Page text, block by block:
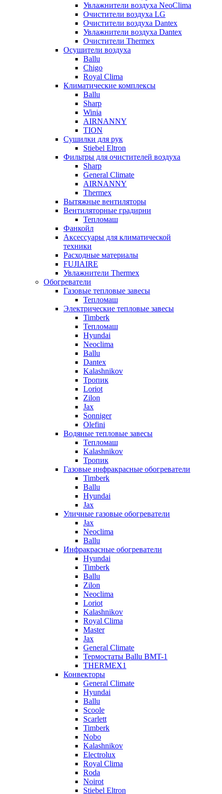
Увлажнители воздуха NeoClima
Очистители воздуха LG
Очистители воздуха Dantex
Увлажнители воздуха Dantex
Очистители Thermex
Осушители воздуха
Ballu
Chigo
Royal Clima
Климатические комплексы
Ballu
Sharp
Winia
AIRNANNY
TION
Сушилки для рук
Stiebel Eltron
Фильтры для очистителей воздуха
Sharp
General Climate
AIRNANNY
Thermex
Вытяжные вентиляторы
Вентиляторные градирни
Тепломаш
Фанкойл
Аксессуары для климатической
техники
Расходные материалы
FUJIAIRE
Увлажнители Thermex
Обогреватели
Газовые тепловые завесы
Тепломаш
Электрические тепловые завесы
Timberk
Тепломаш
Hyundai
Neoclima
Ballu
Dantex
Kalashnikov
Тропик
Loriot
Zilon
Jax
Sonniger
Olefini
Водяные тепловые завесы
Тепломаш
Kalashnikov
Тропик
Газовые инфракрасные обогреватели
Timberk
Ballu
Hyundai
Jax
Уличные газовые обогреватели
Jax
Neoclima
Ballu
Инфракрасные обогреватели
Hyundai
Timberk
Ballu
Zilon
Neoclima
Loriot
Kalashnikov
Royal Clima
Master
Jax
General Climate
Термостаты Ballu BMT-1
THERMEX1
Конвекторы
General Climate
Hyundai
Ballu
Scoole
Scarlett
Timberk
Nobo
Kalashnikov
Electrolux
Royal Clima
Roda
Noirot
Stiebel Eltron